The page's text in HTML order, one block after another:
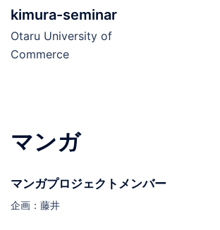
kimura-seminar
Otaru University of
Commerce
マンガ
マンガプロジェクトメンバー
企画：藤井